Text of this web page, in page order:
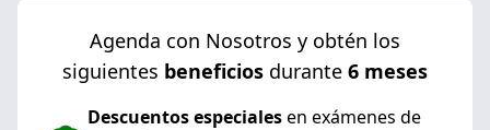
Agenda con Nosotros y obtén los
siguientes beneficios durante 6 meses
Descuentos especialesen exámenes de